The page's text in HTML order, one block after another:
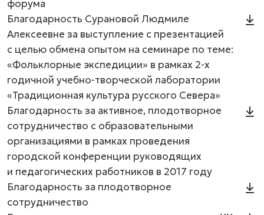
форума
Благодарность Сурановой Людмиле
Алексеевне за выступление с презентацией
с целью обмена опытом на семинаре по теме:
«Фольклорные экспедиции» в рамках 2-х
годичной учебно-творческой лаборатории
«Традиционная культура русского Севера»
Благодарность за активное, плодотворное
сотрудничество с образовательными
организациями в рамках проведения
городской конференции руководящих
и педагогических работников в 2017 году
Благодарность за плодотворное
сотрудничество